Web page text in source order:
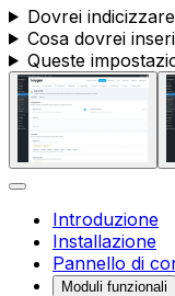
Dovrei
Cosa dovrei
Queste
Introduzione
Installazione
Pannello di
Moduli funzionali